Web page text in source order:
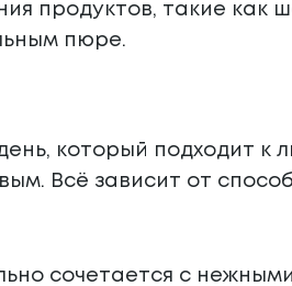
продуктов, такие как
пюре.
который подходит к
Всё зависит от
сочетается с